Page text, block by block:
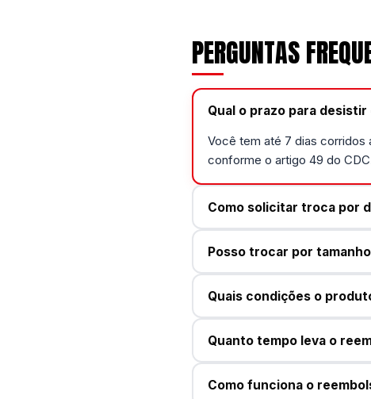
PERGUNTAS
Qual o prazo para desistir
Você tem até 7 dias corridos
conforme o artigo 49 do
Como solicitar troca por
Posso trocar por
Quais condições o
Quanto tempo leva o
Como funciona o